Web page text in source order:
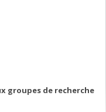
groupes de recherche